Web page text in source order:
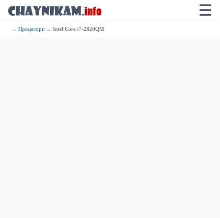
☰
→Процесори → Intel Core i7-2820QM